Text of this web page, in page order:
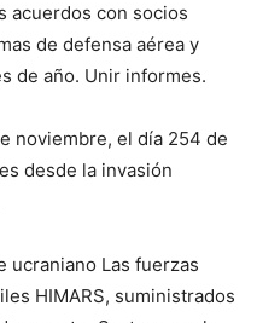
acuerdos con socios
de defensa aérea y
de año. Unir informes.
noviembre, el día 254 de
desde la invasión
ucraniano Las fuerzas
HIMARS, suministrados